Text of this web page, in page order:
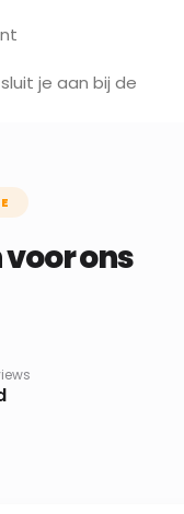
je aan bij de
ons